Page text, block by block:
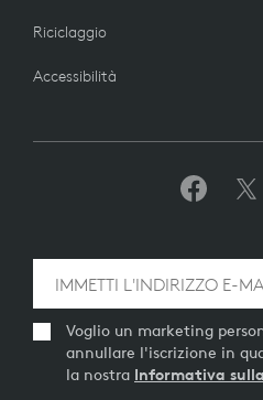
Riciclaggio
Accessibilità
Voglio un marketing
annullare l'iscrizione in
la nostra Informativa